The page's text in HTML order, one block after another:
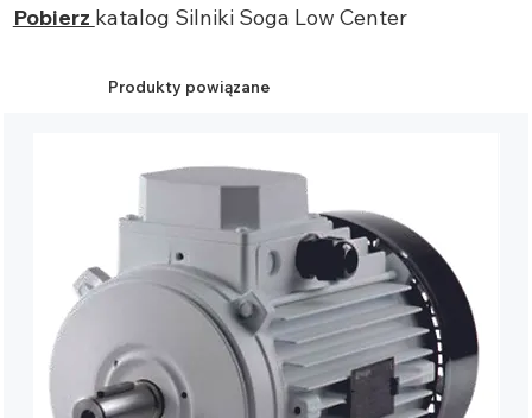
Pobierz katalog Silniki Soga Low Center
Produkty powiązane